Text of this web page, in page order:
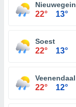
Nieuwegein
22° 13°
Soest
22° 13°
Veenendaal
22° 12°